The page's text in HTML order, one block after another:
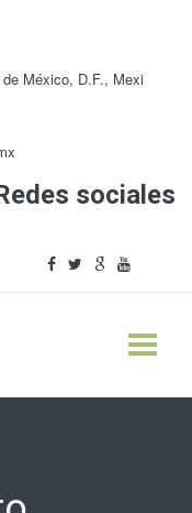
México, D.F., Mexi
sociales